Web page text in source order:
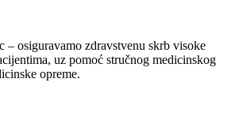
– osiguravamo zdravstvenu skrb visoke
uz pomoć stručnog medicinskog
opreme.